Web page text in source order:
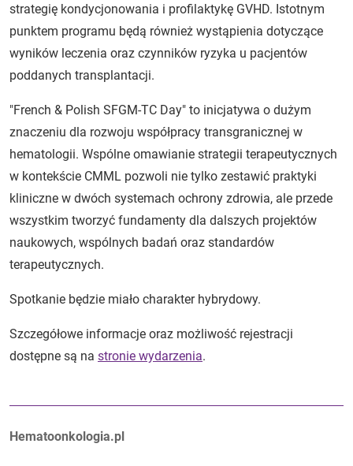
strategię kondycjonowania i profilaktykę GVHD. Istotnym
punktem programu będą również wystąpienia dotyczące
wyników leczenia oraz czynników ryzyka u pacjentów
poddanych transplantacji.
"French & Polish SFGM-TC Day" to inicjatywa o dużym
znaczeniu dla rozwoju współpracy transgranicznej w
hematologii. Wspólne omawianie strategii terapeutycznych
w kontekście CMML pozwoli nie tylko zestawić praktyki
kliniczne w dwóch systemach ochrony zdrowia, ale przede
wszystkim tworzyć fundamenty dla dalszych projektów
naukowych, wspólnych badań oraz standardów
terapeutycznych.
Spotkanie będzie miało charakter hybrydowy.
Szczegółowe informacje oraz możliwość rejestracji
dostępne są na stronie wydarzenia.
Autorzy:
Hematoonkologia.pl